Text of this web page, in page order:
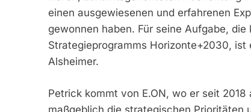
einen ausgewiesenen und erfahrenen
gewonnen haben. Für seine Aufgabe,
Strategieprogramms Horizonte+2030, ist
Alsheimer.
Petrick kommt von E.ON, wo er seit
maßgeblich die strategischen Prioritäten